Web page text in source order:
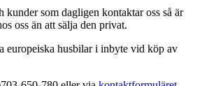
kunder som dagligen kontaktar oss så är
oss än att sälja den privat.
europeiska husbilar i inbyte vid köp av